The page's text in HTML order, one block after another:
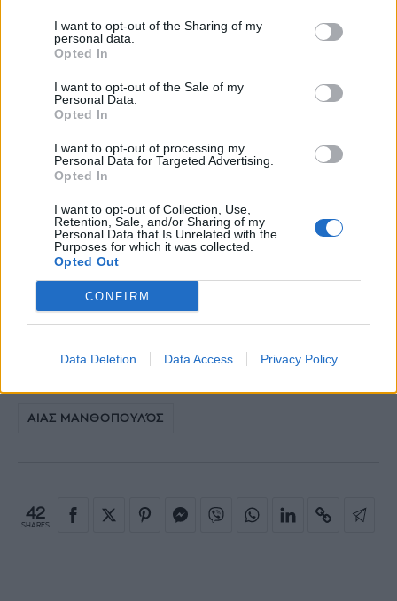
I want to opt-out of the Sharing of my
personal data.
Opted In
I want to opt-out of the Sale of my
Personal Data.
Opted In
I want to opt-out of processing my
Personal Data for Targeted Advertising.
Opted In
I want to opt-out of Collection, Use,
Retention, Sale, and/or Sharing of my
Personal Data that Is Unrelated with the
Purposes for which it was collected.
Opted Out
CONFIRM
Data Deletion Data Access Privacy Policy
01 04
ΛΗΔΑ ΜΑΝΘΟΠΟΥΛΟΥ
ΑΙΑΣ ΜΑΝΘΟΠΟΥΛΌΣ
42
SHARES